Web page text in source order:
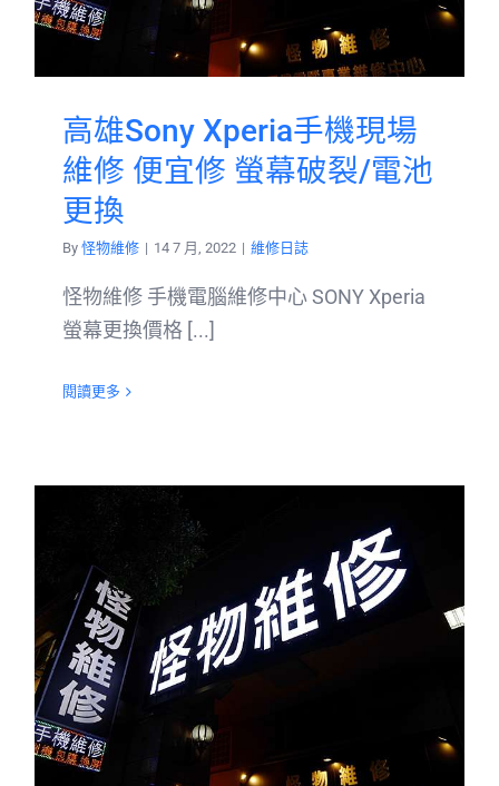
高雄Sony Xperia手機現場
維修 便宜修 螢幕破裂/電池
更換
By 怪物維修 | 14 7 月, 2022 | 維修日誌
怪物維修 手機電腦維修中心 SONY Xperia
螢幕更換價格 [...]
閱讀更多